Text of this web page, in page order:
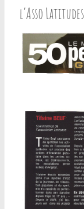
l’Asso Latitudes